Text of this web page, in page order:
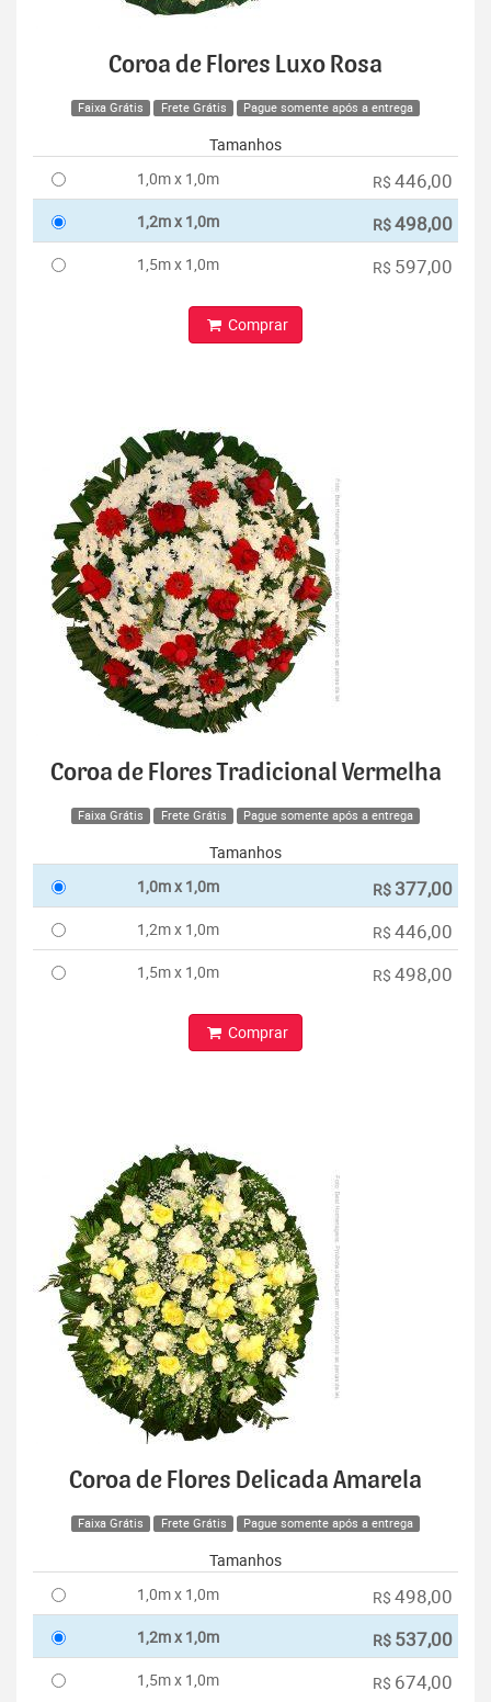
Coroa de Flores Luxo Rosa
Faixa Grátis Frete Grátis Pague somente após a entrega
Tamanhos
1,0m x 1,0m
R$ 446,00
1,2m x 1,0m R$498,00
1,5m x 1,0m R$ 597,00
Comprar
Coroa de Flores Tradicional Vermelha
Faixa Grátis Frete Grátis Pague somente após a entrega
Tamanhos
1,0m x 1,0m
R$ 377,00
1,2m x 1,0m R$ 446,00
1,5m x 1,0m R$ 498,00
Comprar
Coroa de Flores Delicada Amarela
Faixa Grátis Frete Grátis Pague somente após a entrega
Tamanhos
1,0m x 1,0m
R$ 498,00
1,2m x 1,0m R$ 537,00
1,5m x 1,0m R$ 674,00